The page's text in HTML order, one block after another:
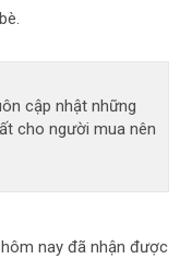
cập nhật những
cho người mua nên
nay đã nhận được